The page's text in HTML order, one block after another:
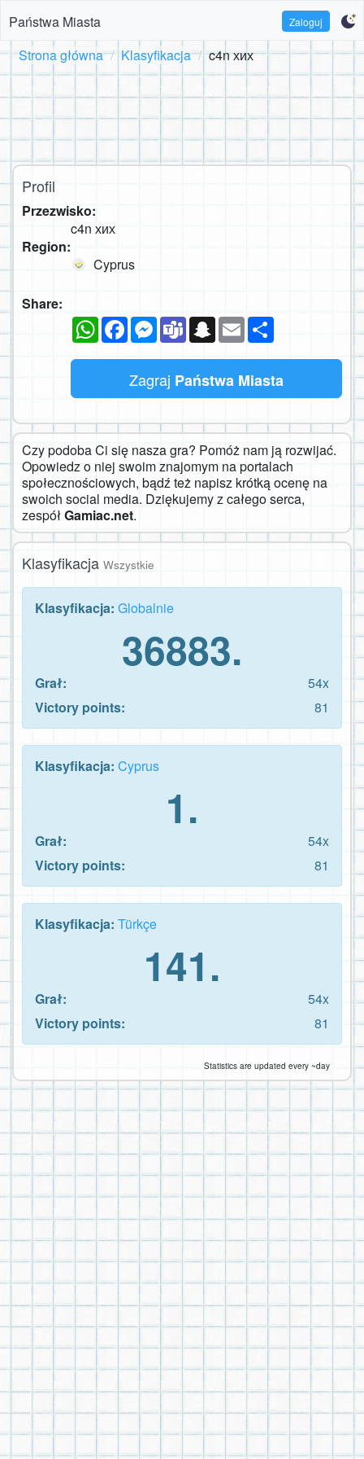
Państwa Miasta Zaloguj
Strona główna Klasyfikacja c4n хих
Profil
Przezwisko:
c4n хих
Region:
Cyprus
Share:
WhatsAppFacebookMessenger
TeamsSnapchat
Email
Zagraj Państwa Miasta
Czy podoba Ci się nasza gra? Pomóż nam ją rozwijać.
Opowiedz o niej swoim znajomym na portalach
społecznościowych, bądź też napisz krótką ocenę na
swoich social media. Dziękujemy z całego serca,
zespółGamiac.net.
Klasyfikacja Wszystkie
Klasyfikacja: Globalnie
36883.
Grał:
54x
Victory points:
81
Klasyfikacja: Cyprus
1.
Grał:
54x
Victory points:
81
Klasyfikacja: Türkçe
141.
Grał:
54x
Victory points:
81
Statistics are updated every ~day